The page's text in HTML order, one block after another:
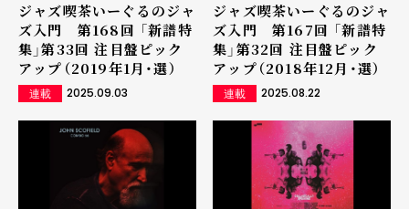
ジャズ喫茶いーぐるのジャ
ズ入門 第168回 「新譜特
集」第33回 注目盤ピック
アップ（2019年1月・選）
連載 2025.09.03
ジャズ喫茶いーぐるのジャ
ズ入門 第167回 「新譜特
集」第32回 注目盤ピック
アップ（2018年12月・選）
連載 2025.08.22